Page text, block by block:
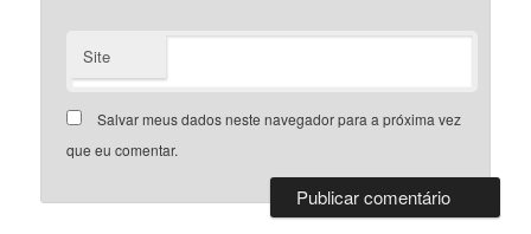
Site
Salvar meus dados neste navegador para a próxima vez
que eu comentar.